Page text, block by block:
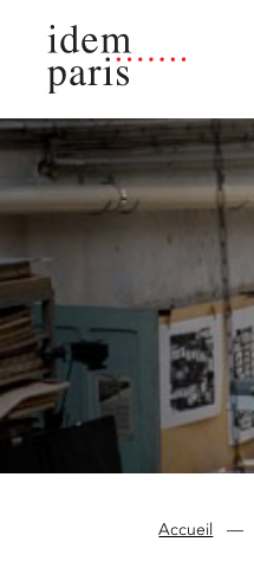
Accueil —